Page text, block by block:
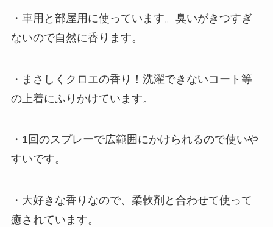
・車用と部屋用に使っています。臭いがきつすぎ
ないので自然に香ります。
・まさしくクロエの香り！洗濯できないコート等
の上着にふりかけています。
・1回のスプレーで広範囲にかけられるので使いや
すいです。
・大好きな香りなので、柔軟剤と合わせて使って
癒されています。